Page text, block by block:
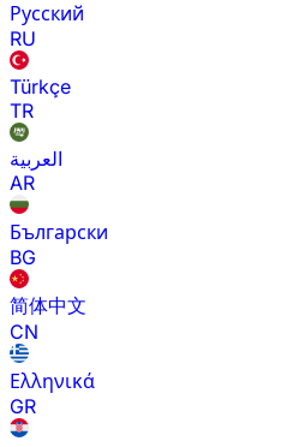
Русский
RU
Türkçe
TR
العربية
AR
Български
BG
简体中文
CN
Ελληνικά
GR